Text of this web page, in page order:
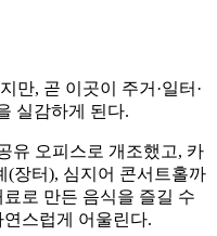
만, 곧 이곳이 주거·일터·
실감하게 된다.
유 오피스로 개조했고, 카
(장터), 심지어 콘서트홀까
로 만든 음식을 즐길 수
스럽게 어울린다.